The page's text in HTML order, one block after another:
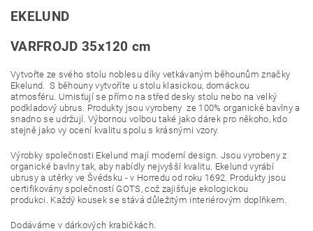
EKELUND
VARFROJD 35x120 cm
Vytvořte ze svého stolu noblesu díky vetkávaným běhounům značky
Ekelund.S běhouny vytvoříte u stolu klasickou, domáckou
atmosféru. Umisťují se přímo na střed desky stolu nebo na velký
podkladový ubrus. Produkty jsou vyrobeny ze 100% organické bavlny a
snadno se udržují. Výbornou volbou také jako dárek pro někoho, kdo
stejně jako vy ocení kvalitu spolu s krásnými vzory.
Výrobky společnosti Ekelund mají moderní design. Jsou vyrobeny z
organické bavlny tak, aby nabídly nejvyšší kvalitu. Ekelund vyrábí
ubrusy a utěrky ve Švédsku - v Horredu od roku 1692. Produkty jsou
certifikovány společností GOTS, což zajišťuje ekologickou
produkci. Každý kousek se stává důležitým interiérovým doplňkem.
Dodáváme v dárkových krabičkách.